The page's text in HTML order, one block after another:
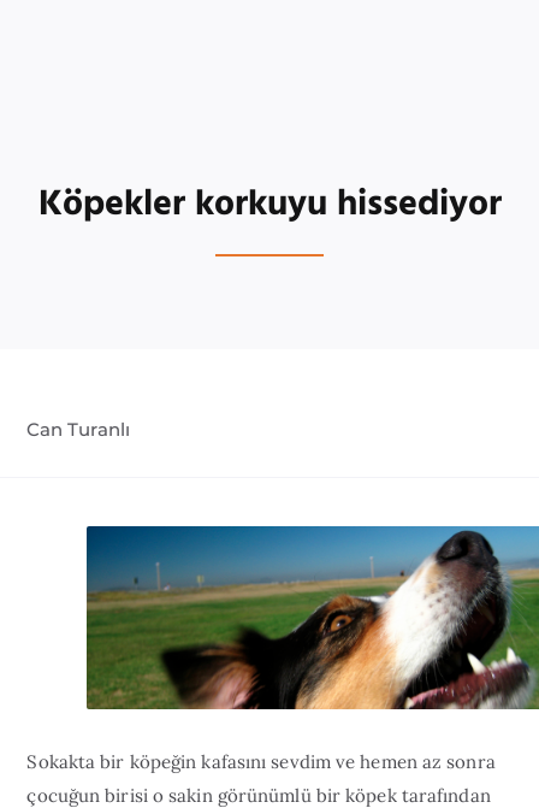
Köpekler korkuyu hissediyor
Can Turanlı
Sokakta bir köpeğin kafasını sevdim ve hemen az sonra
çocuğun birisi o sakin görünümlü bir köpek tarafından